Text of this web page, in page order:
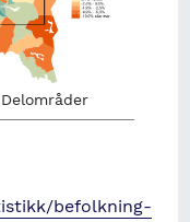
befolkning-